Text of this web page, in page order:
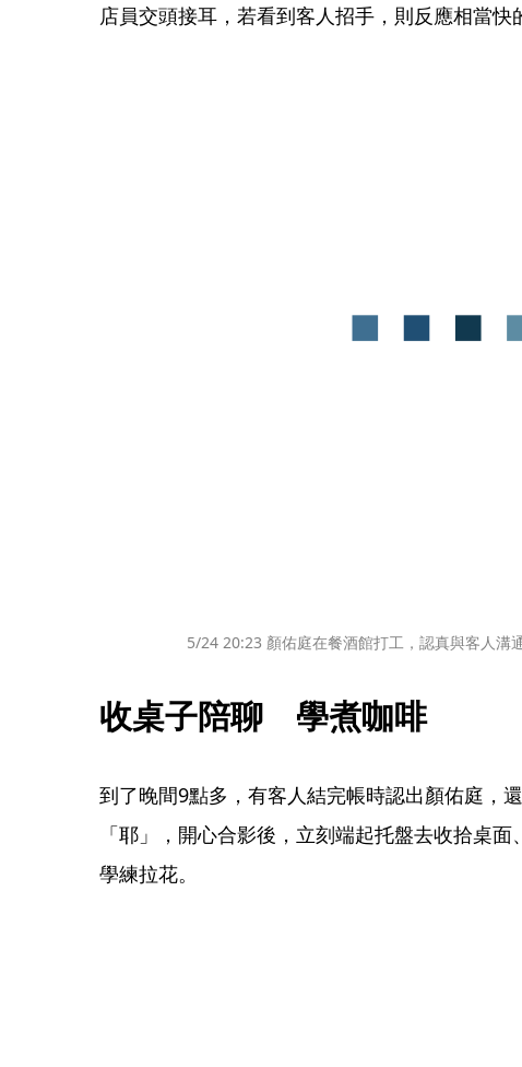
店員交頭接耳，若看到客人招手，則反應相當快
5/24 20:23 顏佑庭在餐酒館打工，認真與客人溝通
收桌子陪聊　學煮咖啡
到了晚間9點多，有客人結完帳時認出顏佑庭，
「耶」，開心合影後，立刻端起托盤去收拾桌
學練拉花。